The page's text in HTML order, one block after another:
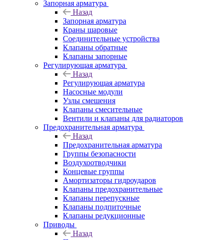
Запорная арматура
Назад
Запорная арматура
Краны шаровые
Соединительные устройства
Клапаны обратные
Клапаны запорные
Регулирующая арматура
Назад
Регулирующая арматура
Насосные модули
Узлы смешения
Клапаны смесительные
Вентили и клапаны для радиаторов
Предохранительная арматура
Назад
Предохранительная арматура
Группы безопасности
Воздухоотводчики
Концевые группы
Амортизаторы гидроударов
Клапаны предохранительные
Клапаны перепускные
Клапаны подпиточные
Клапаны редукционные
Приводы
Назад